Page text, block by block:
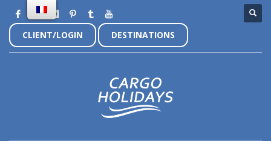
CLIENT/LOGIN DESTINATIONS